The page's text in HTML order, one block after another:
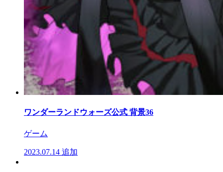
ワンダーランドウォーズ公式 背景36
ゲーム
2023.07.14 追加